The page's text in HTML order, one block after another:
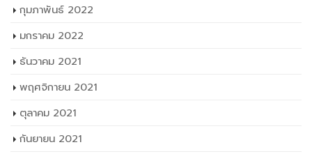
กุมภาพันธ์ 2022
มกราคม 2022
ธันวาคม 2021
พฤศจิกายน 2021
ตุลาคม 2021
กันยายน 2021